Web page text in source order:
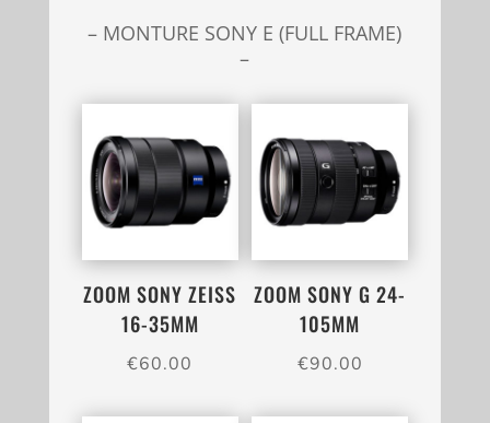
– MONTURE SONY E (FULL FRAME)
–
ZOOM SONY ZEISS
16-35MM
€60.00
ZOOM SONY G 24-
105MM
€90.00